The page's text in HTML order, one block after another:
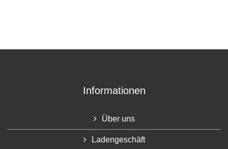
Informationen
Über uns
Ladengeschäft